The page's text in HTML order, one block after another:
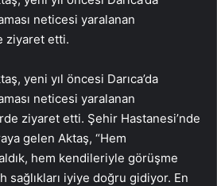
neticesi yaralanan
ziyaret etti.
yeni yıl öncesi Darıca’da
neticesi yaralanan
ziyaret etti. Şehir Hastanesi’nde
gelen Aktaş, “Hem
hem kendileriyle görüşme
sağlıkları iyiye doğru gidiyor. En